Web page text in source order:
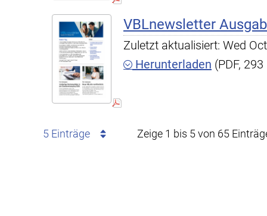
VBLnewsletter
Zuletzt aktualisiert: Wed
Herunterladen (PDF,
5 Einträge Zeige 1 bis 5 von 65